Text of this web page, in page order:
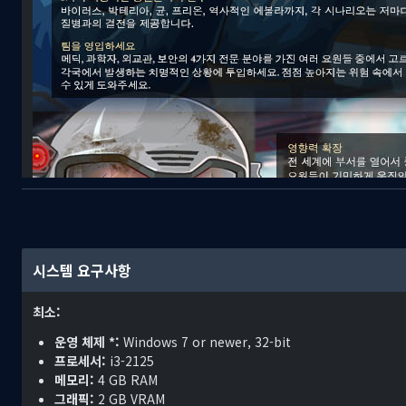
시스템 요구사항
최소:
운영 체제 *: Windows 7 or newer, 32-bit
프로세서: i3-2125
메모리: 4 GB RAM
그래픽: 2 GB VRAM